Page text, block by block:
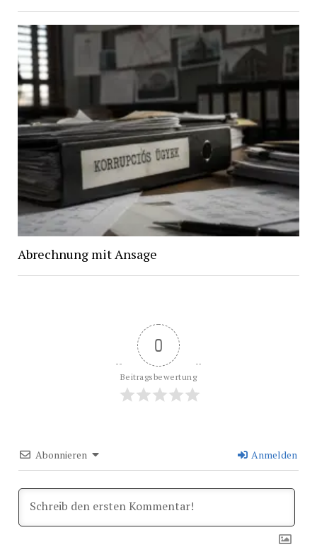
Abrechnung mit Ansage
0
Beitragsbewertung
Abonnieren Anmelden